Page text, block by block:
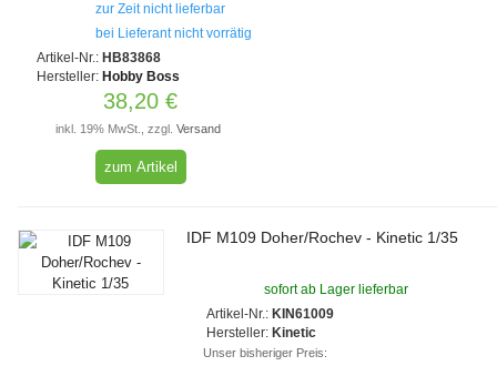
zur Zeit nicht lieferbar
bei Lieferant nicht vorrätig
Artikel-Nr.: HB83868
Hersteller: Hobby Boss
38,20 €
inkl. 19% MwSt., zzgl. Versand
zum Artikel
IDF M109 Doher/Rochev - Kinetic 1/35
sofort ab Lager lieferbar
Artikel-Nr.: KIN61009
Hersteller: Kinetic
Unser bisheriger Preis: